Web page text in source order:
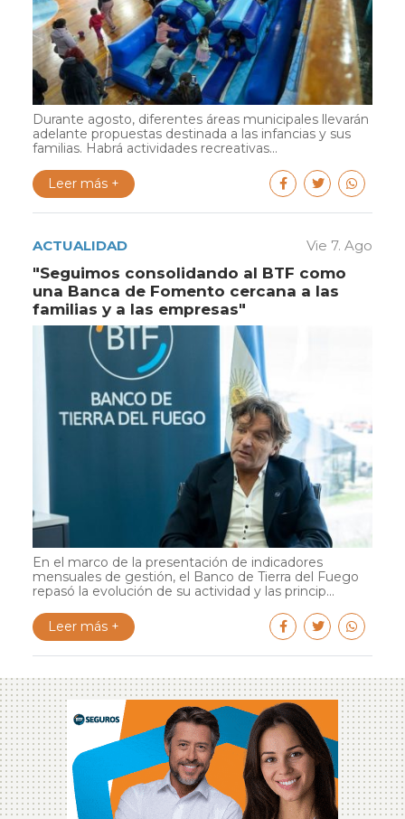
Durante agosto, diferentes áreas municipales llevarán
adelante propuestas destinada a las infancias y sus
familias. Habrá actividades recreativas...
Leer más +
ACTUALIDAD Vie 7. Ago
"Seguimos consolidando al BTF como
una Banca de Fomento cercana a las
familias y a las empresas"
En el marco de la presentación de indicadores
mensuales de gestión, el Banco de Tierra del Fuego
repasó la evolución de su actividad y las princip...
Leer más +